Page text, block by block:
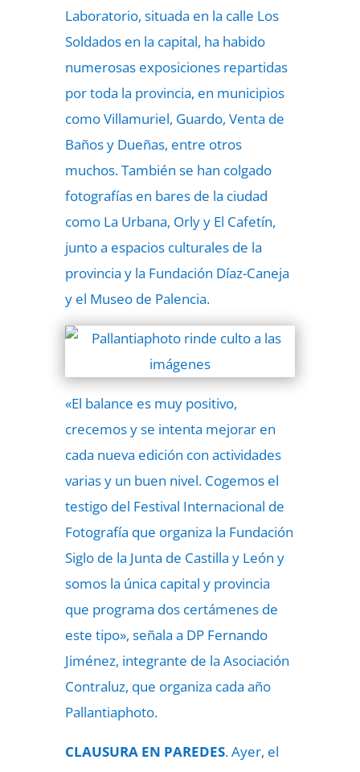
Laboratorio, situada en la calle Los
Soldados en la capital, ha habido
numerosas exposiciones repartidas
por toda la provincia, en municipios
como Villamuriel, Guardo, Venta de
Baños y Dueñas, entre otros
muchos. También se han colgado
fotografías en bares de la ciudad
como La Urbana, Orly y El Cafetín,
junto a espacios culturales de la
provincia y la Fundación Díaz-Caneja
y el Museo de Palencia.
«El balance es muy positivo,
crecemos y se intenta mejorar en
cada nueva edición con actividades
varias y un buen nivel. Cogemos el
testigo del Festival Internacional de
Fotografía que organiza la Fundación
Siglo de la Junta de Castilla y León y
somos la única capital y provincia
que programa dos certámenes de
este tipo», señala a DP Fernando
Jiménez, integrante de la Asociación
Contraluz, que organiza cada año
Pallantiaphoto.
CLAUSURA EN PAREDES. Ayer, el